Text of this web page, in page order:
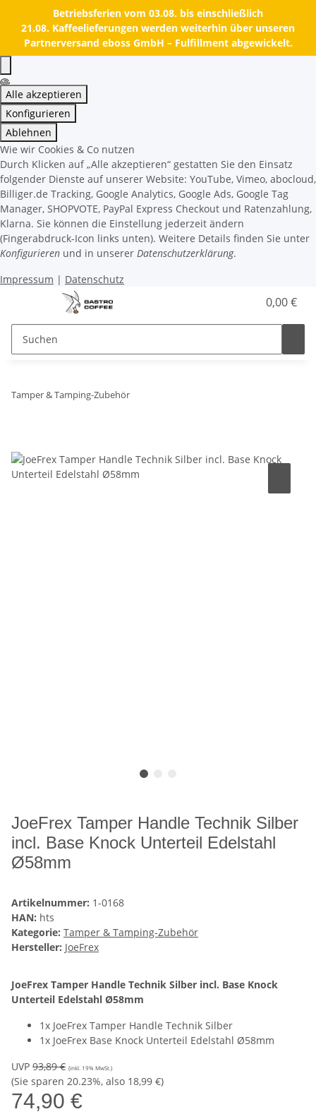
Betriebsferien vom 03.08. bis einschließlich
21.08. Kaffeelieferungen werden weiterhin über unseren
Partnerversand eboss GmbH – Fulfillment abgewickelt.
Alle akzeptieren
Konfigurieren
Ablehnen
Wie wir Cookies & Co nutzen
Durch Klicken auf „Alle akzeptieren“ gestatten Sie den Einsatz
folgender Dienste auf unserer Website: YouTube, Vimeo, abocloud,
Billiger.de Tracking, Google Analytics, Google Ads, Google Tag
Manager, SHOPVOTE, PayPal Express Checkout und Ratenzahlung,
Klarna. Sie können die Einstellung jederzeit ändern
(Fingerabdruck-Icon links unten). Weitere Details finden Sie unter
Konfigurieren und in unserer Datenschutzerklärung.
Impressum | Datenschutz
0,00 €
Tamper & Tamping-Zubehör
JoeFrex Tamper Handle Technik Silber
incl. Base Knock Unterteil Edelstahl
Ø58mm
Artikelnummer: 1-0168
HAN: hts
Kategorie: Tamper & Tamping-Zubehör
Hersteller: JoeFrex
JoeFrex Tamper Handle Technik Silber incl. Base Knock
Unterteil Edelstahl Ø58mm
1x JoeFrex Tamper Handle Technik Silber
1x JoeFrex Base Knock Unterteil Edelstahl Ø58mm
UVP 93,89 € (inkl. 19% MwSt.)
(Sie sparen 20.23%, also 18,99 €)
74,90 €